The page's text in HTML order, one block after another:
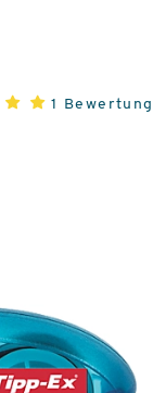
1 Bewertung